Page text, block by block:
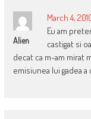
Alien
March 4,
Eu am
castigat si
decat ca m-am mirat
emisiunea lui gadea